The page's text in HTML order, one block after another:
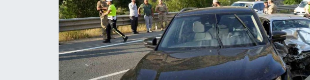
Mektup Galeri
Röportaj
Manşet